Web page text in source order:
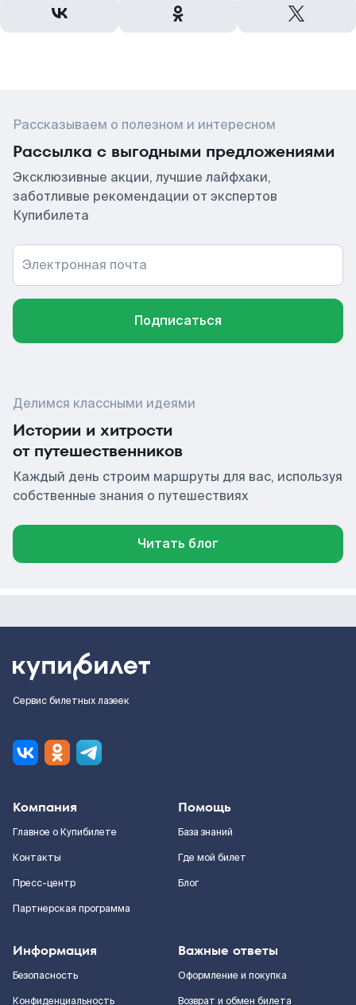
Рассказываем о полезном и интересном
Рассылка с выгодными предложениями
Эксклюзивные акции, лучшие лайфхаки,
заботливые рекомендации от экспертов
Купибилета
Электронная почта
Подписаться
Делимся классными идеями
Истории и хитрости
от путешественников
Каждый день строим маршруты для вас, используя
собственные знания о путешествиях
Читать блог
Сервис билетных лазеек
Компания
Главное о Купибилете
Контакты
Пресс-центр
Партнерская программа
Помощь
База знаний
Где мой билет
Блог
Информация
Безопасность
Конфиденциальность
Важные ответы
Оформление и покупка
Возврат и обмен билета